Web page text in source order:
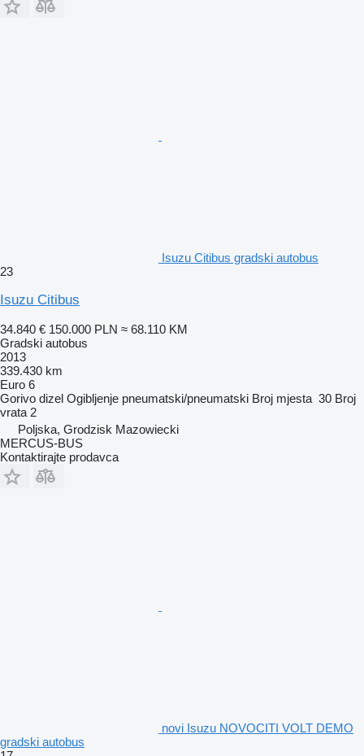
Isuzu Citibus gradski autobus
23
Isuzu Citibus
34.840 € 150.000 PLN ≈ 68.110 KM
Gradski autobus
2013
339.430 km
Euro 6
Gorivo dizel Ogibljenje pneumatski/pneumatski Broj mjesta 30 Broj
vrata 2
Poljska, Grodzisk Mazowiecki
MERCUS-BUS
Kontaktirajte prodavca
novi Isuzu NOVOCITI VOLT DEMO
gradski autobus